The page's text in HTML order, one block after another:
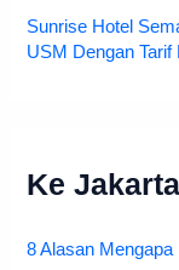
Sunrise Hotel
USM Dengan
Ke Jakarta
8 Alasan